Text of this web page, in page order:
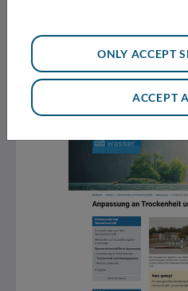
Sommer hin. Damit
zwischen den verschiedenen
wiederum Strategien, sich
ONLY ACCEPT
ACCEPT